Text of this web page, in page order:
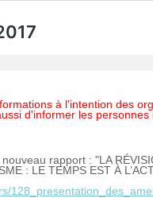
à l'intention des
d'informer les personnes
rapport : "LA
: LE TEMPS EST À